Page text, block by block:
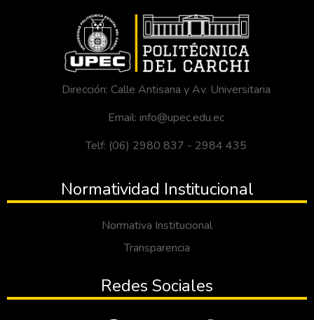
Dirección: Calle Antisana y Av. Universitaria
Email: info@upec.edu.ec
Telf: (06) 2980 837 - 2984 435
Normatividad Institucional
Normativa Institucional
Transparencia
Redes Sociales